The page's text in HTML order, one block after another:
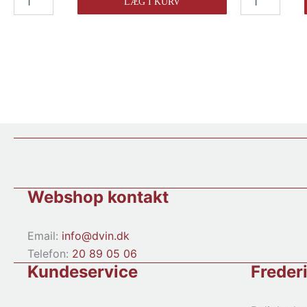
Dupont
Dupont
Webshop kontakt
Email: info@dvin.dk
Telefon: 20 89 05 06
Kundeservice